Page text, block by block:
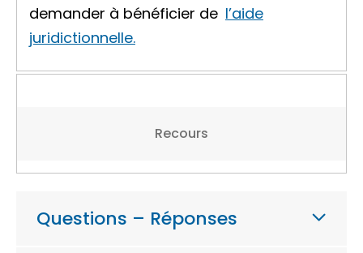
demander à bénéficier de l’aide
juridictionnelle.
Recours
Questions – Réponses